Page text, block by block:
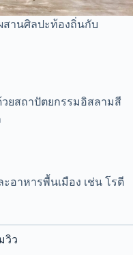
สานศิลปะท้องถิ่นกับ
ยสถาปัตยกรรมอิสลามสี
อาหารพื้นเมือง เช่น โรตี
วิว